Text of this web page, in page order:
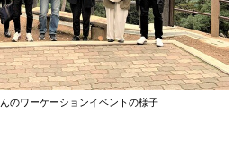
のワーケーションイベントの様子